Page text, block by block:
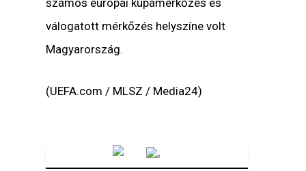
számos európai kupamérkőzés és
válogatott mérkőzés helyszíne volt
Magyarország.
(UEFA.com / MLSZ / Media24)